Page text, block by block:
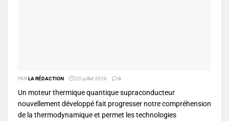
PARLA RÉDACTION 20 juillet 2026 0
Un moteur thermique quantique supraconducteur
nouvellement développé fait progresser notre compréhension
de la thermodynamique et permet les technologies